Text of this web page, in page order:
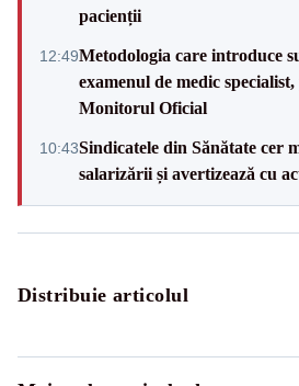
pacienții
12:49Metodologia care introduce
examenul de medic
Monitorul Oficial
10:43Sindicatele din Sănătate cer
salarizării și avertizează cu
Distribuie articolul